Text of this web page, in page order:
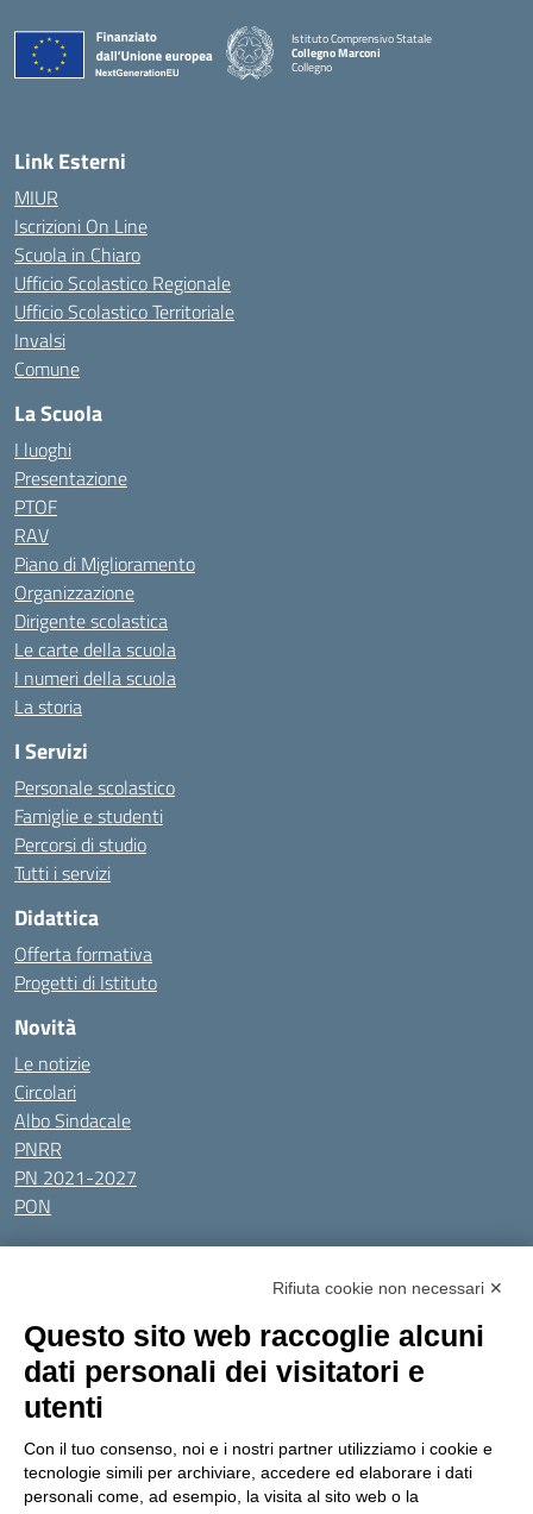
Istituto Comprensivo Statale
Collegno Marconi
Collegno
Link Esterni
MIUR
Iscrizioni On Line
Scuola in Chiaro
Ufficio Scolastico Regionale
Ufficio Scolastico Territoriale
Invalsi
Comune
La Scuola
I luoghi
Presentazione
PTOF
RAV
Piano di Miglioramento
Organizzazione
Dirigente scolastica
Le carte della scuola
I numeri della scuola
La storia
I Servizi
Personale scolastico
Famiglie e studenti
Percorsi di studio
Tutti i servizi
Didattica
Offerta formativa
Progetti di Istituto
Novità
Le notizie
Circolari
Albo Sindacale
PNRR
PN 2021-2027
PON
Tutti gli argomenti
Amministrazione Trasparente
Privacy Policy
Dichiarazione di accessibilitàObiettivi di accessibilità
Seguici su:
Indirizzo:Via Gaetano Donizetti 30, Collegno
Centralino:0114053925 Email: toic8cg002@istruzione.it
Rifiuta cookie non necessari ✕
Questo sito web raccoglie alcuni
dati personali dei visitatori e
utenti
Con il tuo consenso, noi e i nostri partner utilizziamo i cookie e
tecnologie simili per archiviare, accedere ed elaborare i dati
personali come, ad esempio, la visita al sito web o la